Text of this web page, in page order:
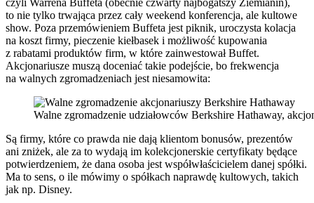
to nie tylko trwająca przez cały weekend konferencja, ale kultowe
show. Poza przemówieniem Buffeta jest piknik, uroczysta kolacja
na koszt firmy, pieczenie kiełbasek i możliwość kupowania
z rabatami produktów firm, w które zainwestował Buffet.
Akcjonariusze muszą doceniać takie podejście, bo frekwencja
na walnych zgromadzeniach jest niesamowita:
Walne zgromadzenie udziałowców Berkshire Hathaway,
Są firmy, które co prawda nie dają klientom bonusów, prezentów
ani zniżek, ale za to wydają im kolekcjonerskie certyfikaty będące
potwierdzeniem, że dana osoba jest współwłaścicielem danej spółki.
Ma to sens, o ile mówimy o spółkach naprawdę kultowych, takich
jak np. Disney.